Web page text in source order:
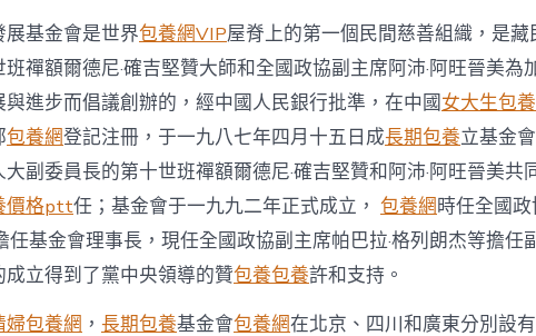
發
展
基
金
會
_
中
國
發
一
包
養
展
門
戶
展基金會是世界包養網VIP屋脊上的第一個民間慈善組織，是藏
禪額爾德尼·確吉堅贊大師和全國政協副主席阿沛·阿旺晉美為
進步而倡議創辦的，經中國人民銀行批準，在中國女大生包
包養網登記注冊，于一九八七年四月十五日成長期包養立基金
副委員長的第十世班禪額爾德尼·確吉堅贊和阿沛·阿旺晉美共
價格ptt任；基金會于一九九二年正式成立， 包養網時任全國
任基金會理事長，現任全國政協副主席帕巴拉·格列朗杰等擔任
成立得到了黨中央領導的贊包養包養許和支持。
婦包養網 ， 長期包養基金會包養網在北京、四川和廣東分別設